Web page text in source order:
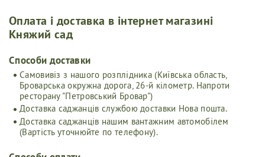
Оплата і доставка в інтернет магазині
Княжий сад
Cпособи доставки
Самовивіз з нашого розплідника (Київська область,
Броварська окружна дорога, 26-й кілометр. Напроти
ресторану "Петровський Бровар")
Доставка саджанців службою доставки Нова пошта.
Доставка саджанців нашим вантажним автомобілем
(Вартість уточнюйте по телефону).